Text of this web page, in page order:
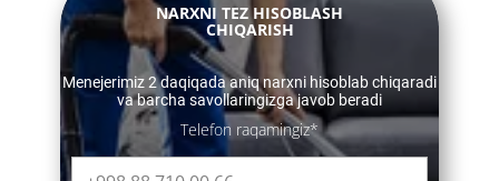
​​NARXNI TEZ HISOBLASH
CHIQARISH
​​Menejerimiz 2 daqiqada aniq narxni hisoblab chiqaradi
va barcha savollaringizga javob beradi
Telefon raqamingiz*